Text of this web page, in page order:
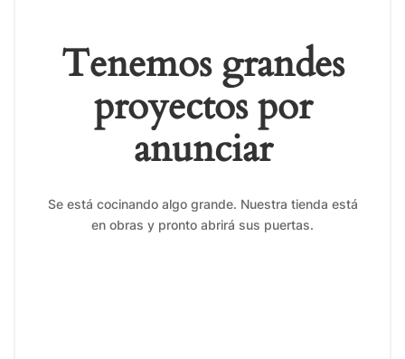
Tenemos grandes
proyectos por
anunciar
Se está cocinando algo grande. Nuestra tienda está
en obras y pronto abrirá sus puertas.